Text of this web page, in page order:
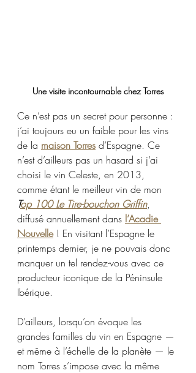
Une visite incontournable chez Torres
Ce n’est pas un secret pour personne :
j’ai toujours eu un faible pour les vins
de la maison Torres d’Espagne. Ce
n’est d’ailleurs pas un hasard si j’ai
choisi le vin Celeste, en 2013,
comme étant le meilleur vin de mon
Top 100 Le Tire-bouchon Griffin,
diffusé annuellement dans l’Acadie
Nouvelle ! En visitant l’Espagne le
printemps dernier, je ne pouvais donc
manquer un tel rendez-vous avec ce
producteur iconique de la Péninsule
Ibérique.
D’ailleurs, lorsqu’on évoque les
grandes familles du vin en Espagne —
et même à l’échelle de la planète — le
nom Torres s’impose avec la même